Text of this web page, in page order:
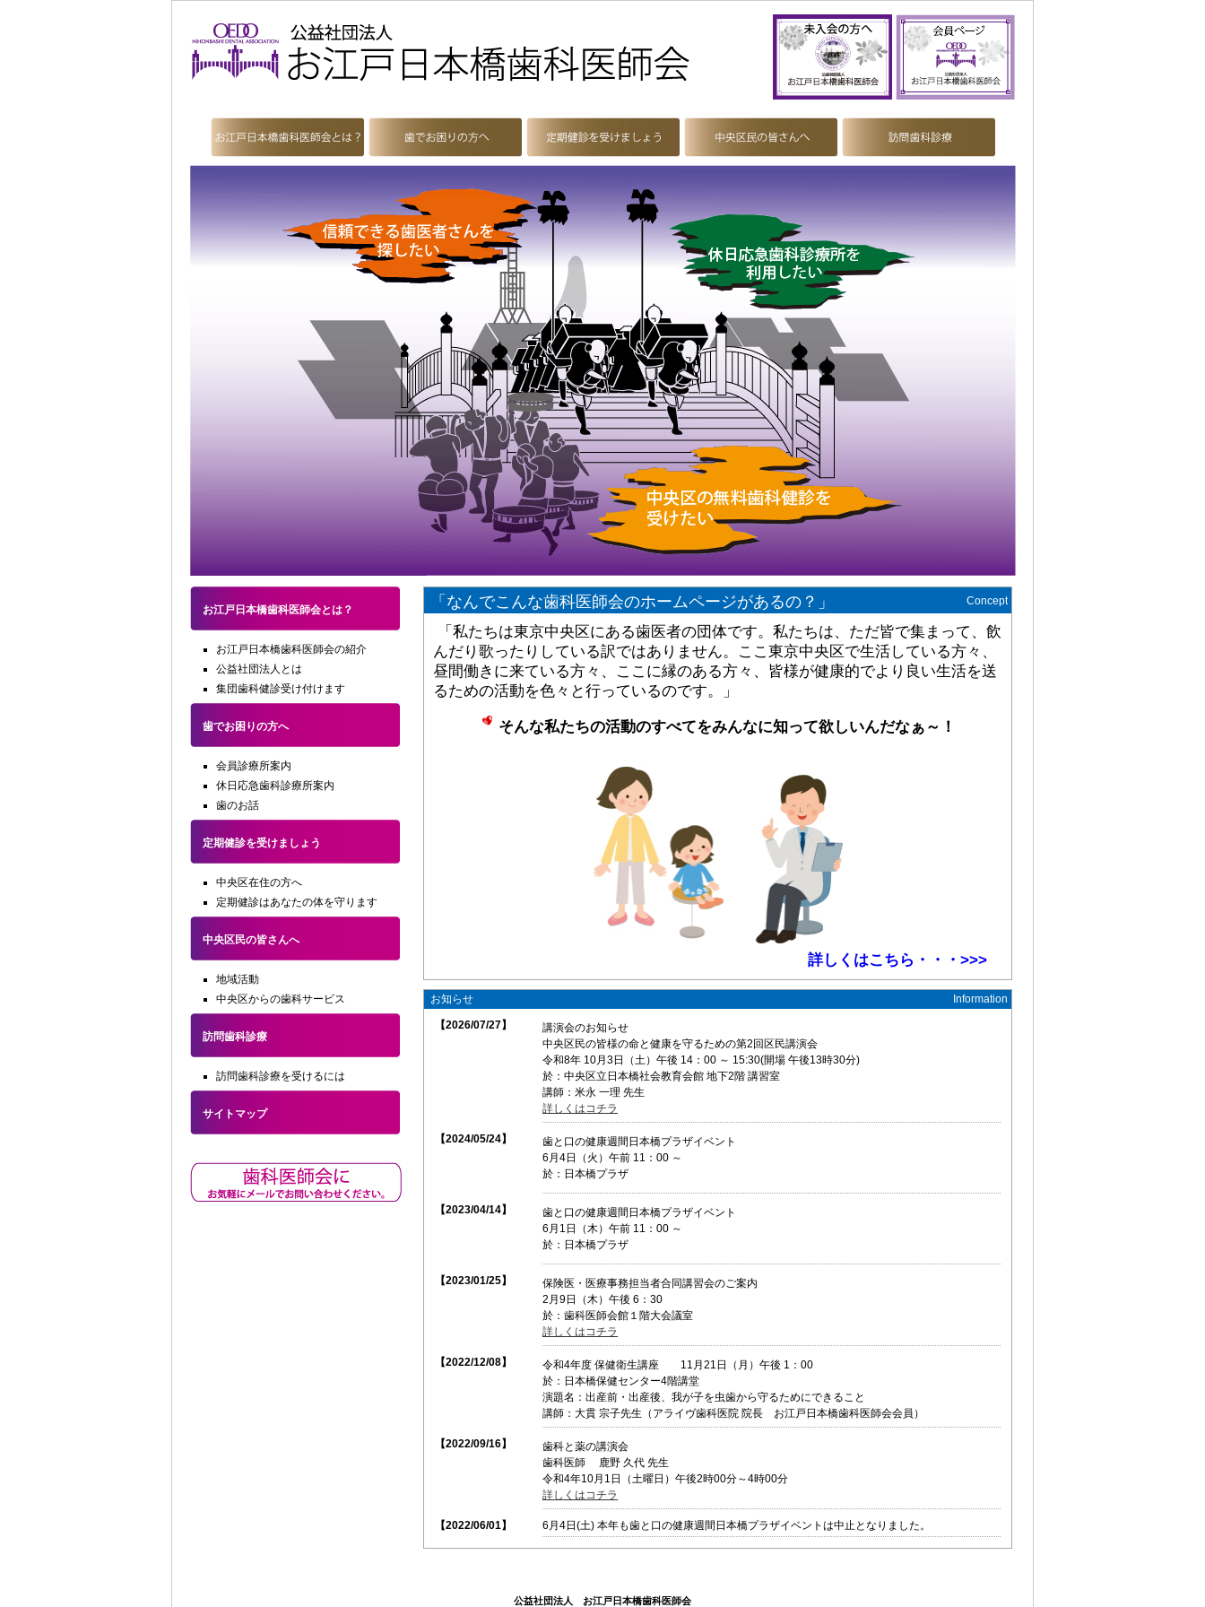
お江戸日本橋歯科医師会とは？
お江戸日本橋歯科医師会の紹介
公益社団法人とは
集団歯科健診受け付けます
歯でお困りの方へ
会員診療所案内
休日応急歯科診療所案内
歯のお話
定期健診を受けましょう
中央区在住の方へ
定期健診はあなたの体を守ります
中央区民の皆さんへ
地域活動
中央区からの歯科サービス
訪問歯科診療
訪問歯科診療を受けるには
サイトマップ
「なんでこんな歯科医師会のホームページがあるの？」 Concept
「私たちは東京中央区にある歯医者の団体です。私たちは、ただ皆で集まって、飲
んだり歌ったりしている訳ではありません。ここ東京中央区で生活している方々、
昼間働きに来ている方々、ここに縁のある方々、皆様が健康的でより良い生活を送
るための活動を色々と行っているのです。」
そんな私たちの活動のすべてをみんなに知って欲しいんだなぁ～！
詳しくはこちら・・・>>>
お知らせ Information
【2026/07/27】
講演会のお知らせ
中央区民の皆様の命と健康を守るための第2回区民講演会
令和8年 10月3日（土）午後 14：00 ～ 15:30(開場 午後13時30分)
於：中央区立日本橋社会教育会館 地下2階 講習室
講師：米永 一理 先生
詳しくはコチラ
【2024/05/24】
歯と口の健康週間日本橋プラザイベント
6月4日（火）午前 11：00 ～
於：日本橋プラザ
【2023/04/14】
歯と口の健康週間日本橋プラザイベント
6月1日（木）午前 11：00 ～
於：日本橋プラザ
【2023/01/25】
保険医・医療事務担当者合同講習会のご案内
2月9日（木）午後 6：30
於：歯科医師会館１階大会議室
詳しくはコチラ
【2022/12/08】
令和4年度 保健衛生講座 11月21日（月）午後 1：00
於：日本橋保健センター4階講堂
演題名：出産前・出産後、我が子を虫歯から守るためにできること
講師：大貫 宗子先生（アライヴ歯科医院 院長 お江戸日本橋歯科医師会会員）
【2022/09/16】
歯科と薬の講演会
歯科医師 鹿野 久代 先生
令和4年10月1日（土曜日）午後2時00分～4時00分
詳しくはコチラ
【2022/06/01】 6月4日(土) 本年も歯と口の健康週間日本橋プラザイベントは中止となりました。
公益社団法人 お江戸日本橋歯科医師会